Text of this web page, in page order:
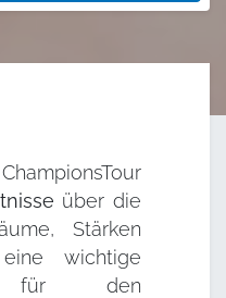
über die
Stärken
wichtige
für den